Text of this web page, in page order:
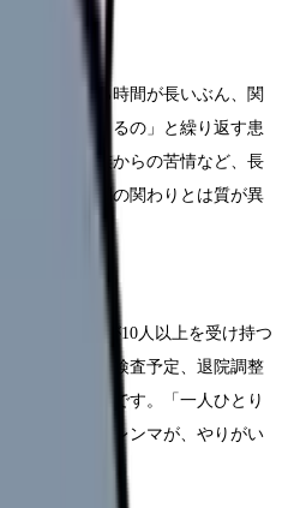
さ
多く、関わる時間が長いぶん、関
いつ退院できるの」と繰り返す患
者さん、家族からの苦情など、長
性期の短期間の関わりとは質が異
の多さ
1人の看護師が10人以上を受け持つ
る治療計画、検査予定、退院調整
のは至難の業です。「一人ひとり
い」というジレンマが、やりがい